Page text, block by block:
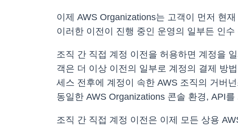
이제 AWS Organizations는 고객이 먼저 현
이러한 이전이 진행 중인 운영의 일부든 인
조직 간 직접 계정 이전을 허용하면 계정을
객은 더 이상 이전의 일부로 계정의 결제 방
세스 전후에 계정이 속한 AWS 조직의 거버
동일한 AWS Organizations 콘솔 환경, API
조직 간 직접 계정 이전은 이제 모든 상용